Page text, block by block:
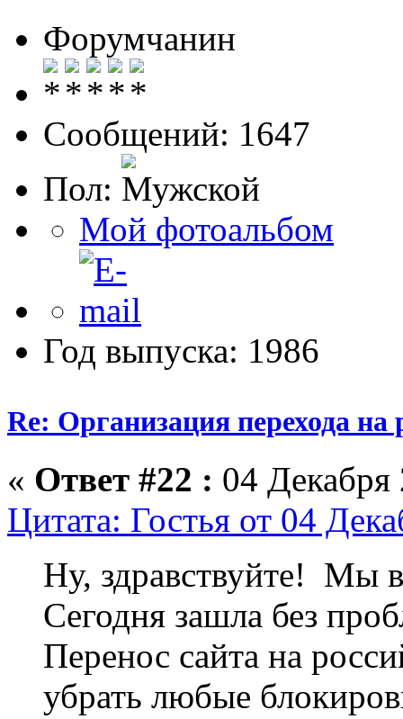
Форумчанин
Сообщений: 1647
Пол:
Мой фотоальбом
Год выпуска: 1986
Re: Организация перехода на
« Ответ #22 : 04
Цитата: Гостья от 04
Ну, здравствуйте! Мы
Сегодня зашла без
Перенос сайта на
убрать любые